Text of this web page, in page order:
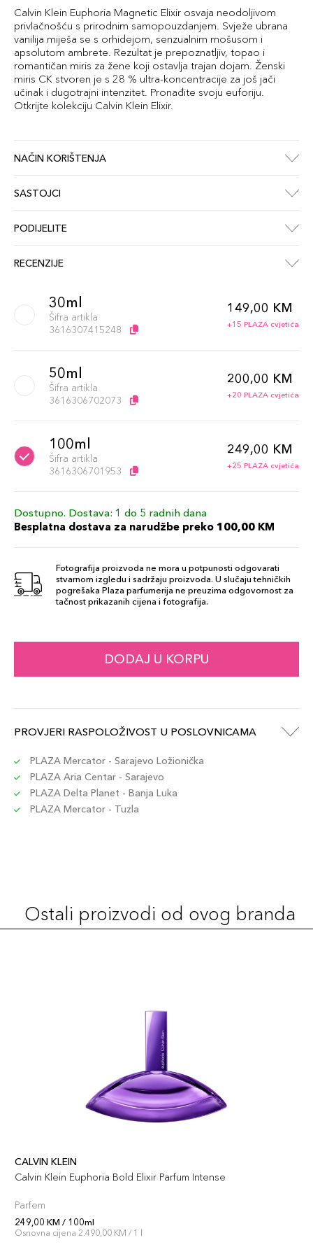
Calvin Klein Euphoria Magnetic Elixir osvaja neodoljivom
privlačnošću s prirodnim samopouzdanjem. Svježe ubrana
vanilija miješa se s orhidejom, senzualnim mošusom i
apsolutom ambrete. Rezultat je prepoznatljiv, topao i
romantičan miris za žene koji ostavlja trajan dojam. Ženski
miris CK stvoren je s 28 % ultra-koncentracije za još jači
učinak i dugotrajni intenzitet. Pronađite svoju euforiju.
Otkrijte kolekciju Calvin Klein Elixir.
NAČIN KORIŠTENJA
SASTOJCI
PODIJELITE
RECENZIJE
30ml
Šifra artikla
3616307415248
149,00 KM
+15 PLAZA cvjetića
50ml
Šifra artikla
3616306702073
200,00 KM
+20 PLAZA cvjetića
100ml
Šifra artikla
3616306701953
249,00 KM
+25 PLAZA cvjetića
Dostupno. Dostava: 1 do 5 radnih dana
Besplatna dostava za narudžbe preko 100,00 KM
Fotografija proizvoda ne mora u potpunosti odgovarati
stvarnom izgledu i sadržaju proizvoda. U slučaju tehničkih
pogrešaka Plaza parfumerija ne preuzima odgovornost za
tačnost prikazanih cijena i fotografija.
DODAJ U KORPU
PROVJERI RASPOLOŽIVOST U POSLOVNICAMA
PLAZA Mercator - Sarajevo Ložionička
PLAZA Aria Centar - Sarajevo
PLAZA Delta Planet - Banja Luka
PLAZA Mercator - Tuzla
Ostali proizvodi od ovog branda
CALVIN KLEIN
Calvin Klein Euphoria Bold Elixir Parfum Intense
Parfem
249,00 KM / 100ml
Osnovna cijena 2.490,00 KM / 1 l